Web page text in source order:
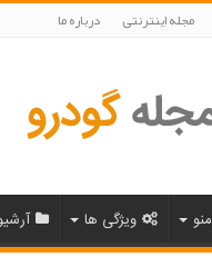
مجله اینترنتی درباره ما
منو ویژگی ها